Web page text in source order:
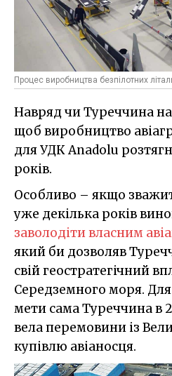
Процес виробництва безпілотних
Навряд чи Туреччина
щоб виробництво
для УДК Anadolu
років.
Особливо – якщо
уже декілька років
заволодіти власним
який би дозволяв
свій геостратегічний
Середземного моря. Для
мети сама Туреччина в
вела перемовини із
купівлю авіаносця.